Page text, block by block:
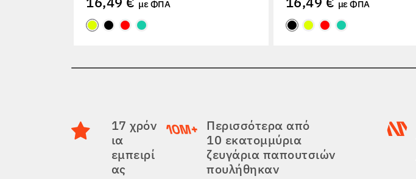
με ΦΠΑ με ΦΠΑ
17 χρόν
ια
εμπειρί
ας
Περισσότερα από
10 εκατομμύρια
ζευγάρια παπουτσιών
πουλήθηκαν